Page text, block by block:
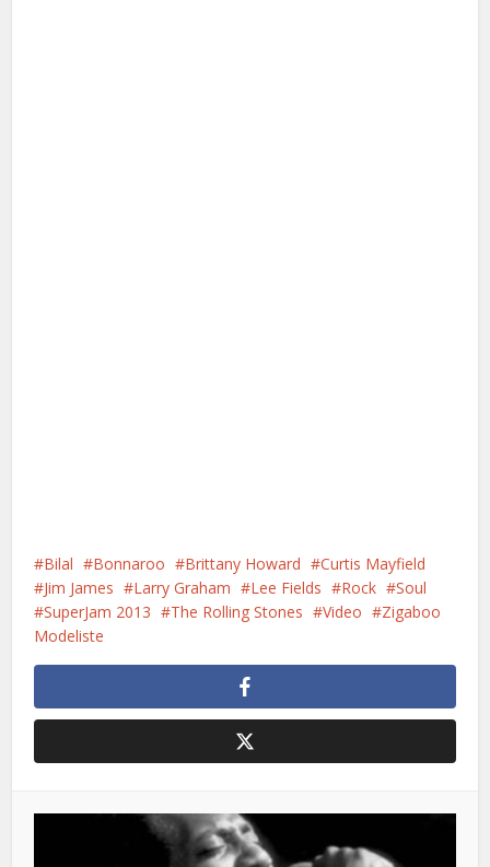
Bilal Bonnaroo Brittany Howard
Curtis Mayfield
Jim James
Larry Graham Lee Fields Rock
Soul
SuperJam 2013
The Rolling Stones Video
Zigaboo
Modeliste